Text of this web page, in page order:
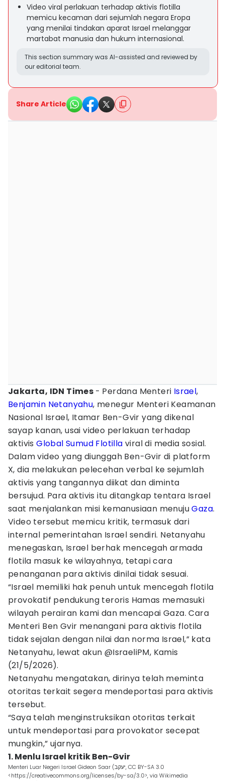
Video viral perlakuan terhadap aktivis flotilla
memicu kecaman dari sejumlah negara Eropa
yang menilai tindakan aparat Israel melanggar
martabat manusia dan hukum internasional.
This section summary was AI-assisted and reviewed by
our editorial team.
Share Article
Jakarta, IDN Times - Perdana Menteri Israel,
Benjamin Netanyahu, menegur Menteri Keamanan
Nasional Israel, Itamar Ben-Gvir yang dikenal
sayap kanan, usai video perlakuan terhadap
aktivisGlobal Sumud Flotilla viral di media sosial.
Dalam video yang diunggah Ben-Gvir di platform
X, dia melakukan pelecehan verbal ke sejumlah
aktivis yang tangannya diikat dan diminta
bersujud. Para aktivis itu ditangkap tentara Israel
saat menjalankan misi kemanusiaan menujuGaza.
Video tersebut memicu kritik, termasuk dari
internal pemerintahan Israel sendiri. Netanyahu
menegaskan, Israel berhak mencegah armada
flotila masuk ke wilayahnya, tetapi cara
penanganan para aktivis dinilai tidak sesuai.
“Israel memiliki hak penuh untuk mencegah flotila
provokatif pendukung teroris Hamas memasuki
wilayah perairan kami dan mencapai Gaza. Cara
Menteri Ben Gvir menangani para aktivis flotila
tidak sejalan dengan nilai dan norma Israel,” kata
Netanyahu, lewat akun @IsraeliPM, Kamis
(21/5/2026).
Netanyahu mengatakan, dirinya telah meminta
otoritas terkait segera mendeportasi para aktivis
tersebut.
“Saya telah menginstruksikan otoritas terkait
untuk mendeportasi para provokator secepat
mungkin,” ujarnya.
1. Menlu Israel kritik Ben-Gvir
Menteri Luar Negeri Israel Gideon Saar (יעקב, CC BY-SA 3.0
<https://creativecommons.org/licenses/by-sa/3.0>, via Wikimedia